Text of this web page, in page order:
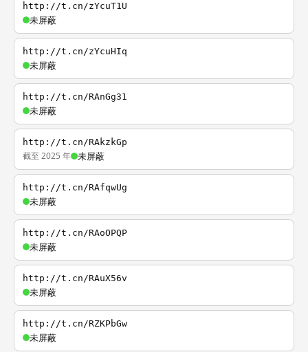
http://t.cn/zYcuT1U
未屏蔽
http://t.cn/zYcuHIq
未屏蔽
http://t.cn/RAnGg31
未屏蔽
http://t.cn/RAkzkGp
截至 2025 年 未屏蔽
http://t.cn/RAfqwUg
未屏蔽
http://t.cn/RAoOPQP
未屏蔽
http://t.cn/RAuX56v
未屏蔽
http://t.cn/RZKPbGw
未屏蔽